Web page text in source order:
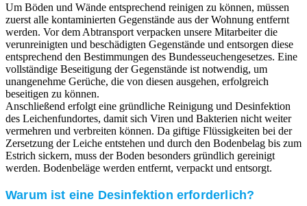
Um Böden und Wände entsprechend reinigen zu können, müssen
zuerst alle kontaminierten Gegenstände aus der Wohnung entfernt
werden. Vor dem Abtransport verpacken unsere Mitarbeiter die
verunreinigten und beschädigten Gegenstände und entsorgen diese
entsprechend den Bestimmungen des Bundesseuchengesetzes. Eine
vollständige Beseitigung der Gegenstände ist notwendig, um
unangenehme Gerüche, die von diesen ausgehen, erfolgreich
beseitigen zu können.
Anschließend erfolgt eine gründliche Reinigung und Desinfektion
des Leichenfundortes, damit sich Viren und Bakterien nicht weiter
vermehren und verbreiten können. Da giftige Flüssigkeiten bei der
Zersetzung der Leiche entstehen und durch den Bodenbelag bis zum
Estrich sickern, muss der Boden besonders gründlich gereinigt
werden. Bodenbeläge werden entfernt, verpackt und entsorgt.
Warum ist eine Desinfektion erforderlich?